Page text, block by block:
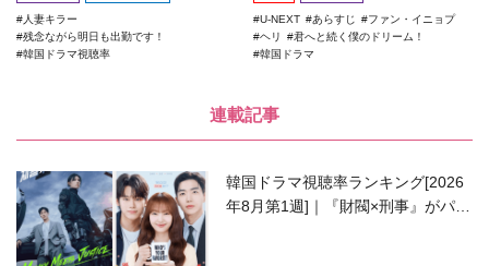
人妻キラー
残念ながら明日も出勤です！
韓国ドラマ視聴率
U-NEXT あらすじ
ファン・イニョプ
ヘリ
君へと続く僕のドリーム！
韓国ドラマ
連載記事
韓国ドラマ視聴率ランキング[2026
年8月第1週]｜『財閥×刑事』がパワ